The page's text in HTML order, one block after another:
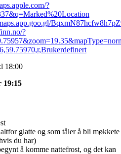
?
?
18:00
19:15
glatte og som tåler å bli møkkete
du har)
å komme nattefrost, og det kan